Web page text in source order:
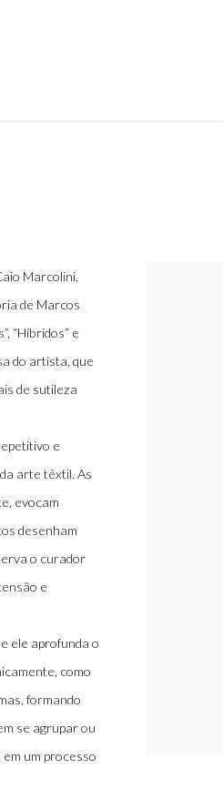
Marcolini,
de Marcos
“Híbridos” e
do artista, que
de sutileza
e
arte têxtil. As
evocam
desenham
o curador
e
ele aprofunda o
como
formando
se agrupar ou
um processo